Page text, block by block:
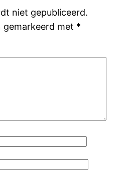
niet gepubliceerd.
gemarkeerd met *